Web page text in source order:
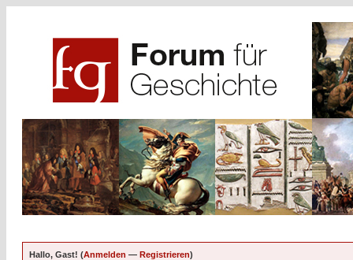
Hallo, Gast! (Anmelden — Registrieren)